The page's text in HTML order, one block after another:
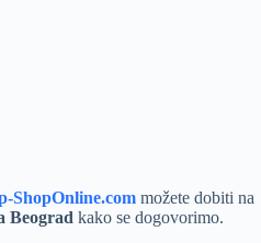
ShopOnline.com možete dobiti na
Beograd kako se dogovorimo.